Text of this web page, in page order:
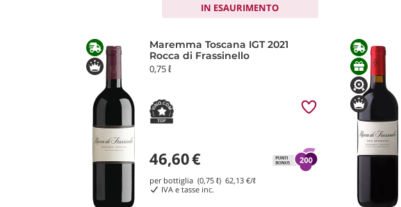
IN ESAURIMENTO
Maremma Toscana IGT 2021
Rocca di Frassinello
0,75 ℓ
46,60€
per bottiglia (0,75 ℓ) 62,13 €/ℓ
IVA e tasse inc.